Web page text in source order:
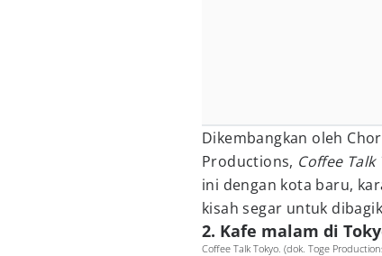
Dikembangkan oleh
Productions, Coffee Talk
ini dengan kota baru,
kisah segar untuk
2. Kafe malam di
Coffee Talk Tokyo. (dok. Toge